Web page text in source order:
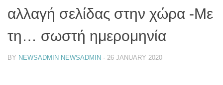
αλλαγή σελίδας στην χώρα -Με
τη… σωστή ημερομηνία
BY NEWSADMIN NEWSADMIN · 26 JANUARY 2020